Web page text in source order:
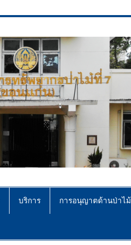
บริการ การอนุญาตด้านป่าไม้